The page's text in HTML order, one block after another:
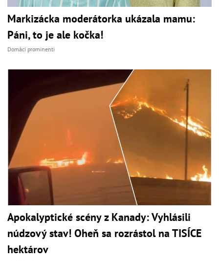
Markizácka moderátorka ukázala mamu:
Páni, to je ale kočka!
Domáci prominenti
Apokalyptické scény z Kanady: Vyhlásili
núdzový stav! Oheň sa rozrástol na TISÍCE
hektárov